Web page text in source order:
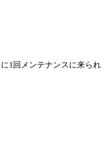
1回メンテナンスに来られ